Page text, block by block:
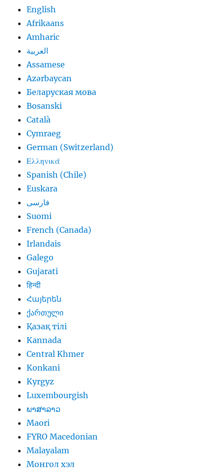
English
Afrikaans
Amharic
العربية
Assamese
Azərbaycan
Беларуская мова
Bosanski
Català
Cymraeg
German (Switzerland)
Ελληνικά
Spanish (Chile)
Euskara
فارسی
Suomi
French (Canada)
Irlandais
Galego
Gujarati
हिन्दी
Հայերեն
ქართული
Қазақ тілі
Kannada
Central Khmer
Konkani
Kyrgyz
Luxembourgish
ພາສາລາວ
Maori
FYRO Macedonian
Malayalam
Монгол хэл